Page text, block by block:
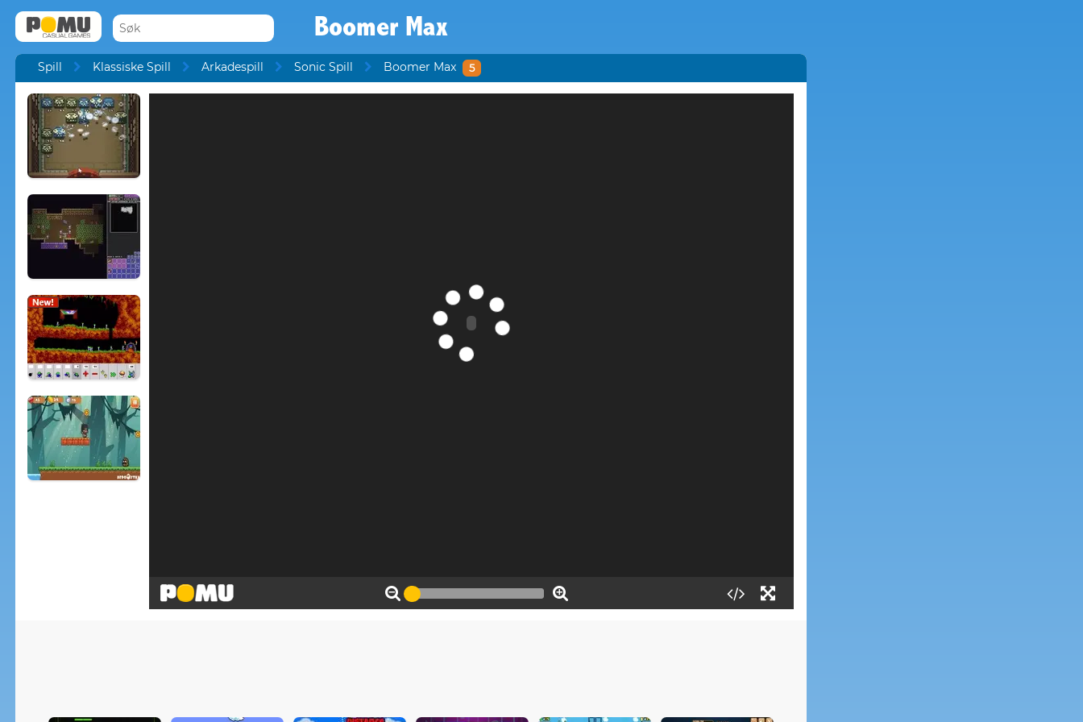
Boomer Max
Spill Klassiske Spill Arkadespill Sonic Spill Boomer Max 5